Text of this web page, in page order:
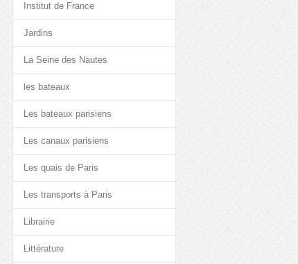
Institut de France
Jardins
La Seine des Nautes
les bateaux
Les bateaux parisiens
Les canaux parisiens
Les quais de Paris
Les transports à Paris
Librairie
Littérature